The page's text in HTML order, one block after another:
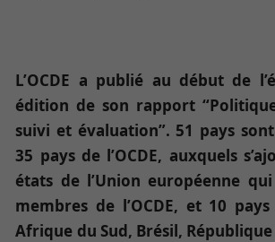
L’OCDE a publié au début de
édition de son rapport
suivi et évaluation”. 51 pays
35 pays de l’OCDE, auxquels
états de l’Union européenne
membres de l’OCDE, et 10
Afrique du Sud, Brésil,